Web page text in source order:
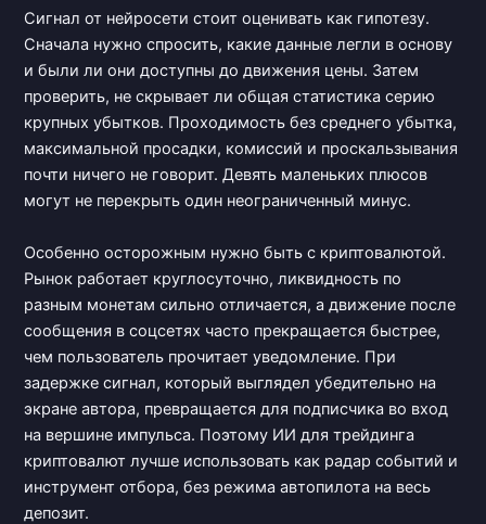
Сигнал от нейросети стоит оценивать как гипотезу.
Сначала нужно спросить, какие данные легли в основу
и были ли они доступны до движения цены. Затем
проверить, не скрывает ли общая статистика серию
крупных убытков. Проходимость без среднего убытка,
максимальной просадки, комиссий и проскальзывания
почти ничего не говорит. Девять маленьких плюсов
могут не перекрыть один неограниченный минус.
Особенно осторожным нужно быть с криптовалютой.
Рынок работает круглосуточно, ликвидность по
разным монетам сильно отличается, а движение после
сообщения в соцсетях часто прекращается быстрее,
чем пользователь прочитает уведомление. При
задержке сигнал, который выглядел убедительно на
экране автора, превращается для подписчика во вход
на вершине импульса. Поэтому ИИ для трейдинга
криптовалют лучше использовать как радар событий и
инструмент отбора, без режима автопилота на весь
депозит.